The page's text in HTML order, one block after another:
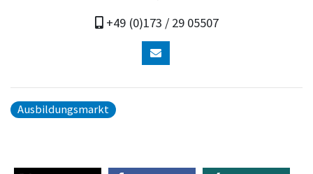
+49 (0)173 / 29 05507
Ausbildungsmarkt